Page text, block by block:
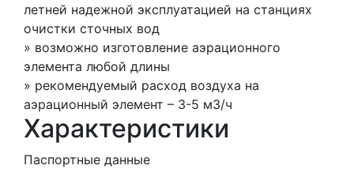
летней надежной эксплуатацией на станциях
очистки сточных вод
» возможно изготовление аэрационного
элемента любой длины
» рекомендуемый расход воздуха на
аэрационный элемент – 3-5 м3/ч
Характеристики
Паспортные данные